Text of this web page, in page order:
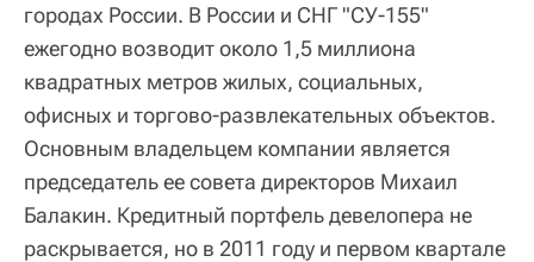
городах России. В России и СНГ "СУ-155"
ежегодно возводит около 1,5 миллиона
квадратных метров жилых, социальных,
офисных и торгово-развлекательных объектов.
Основным владельцем компании является
председатель ее совета директоров Михаил
Балакин. Кредитный портфель девелопера не
раскрывается, но в 2011 году и первом квартале